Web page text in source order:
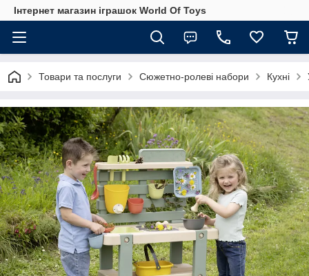
Інтернет магазин іграшок World Of Toys
Товари та послуги Сюжетно-ролеві набори Кухні